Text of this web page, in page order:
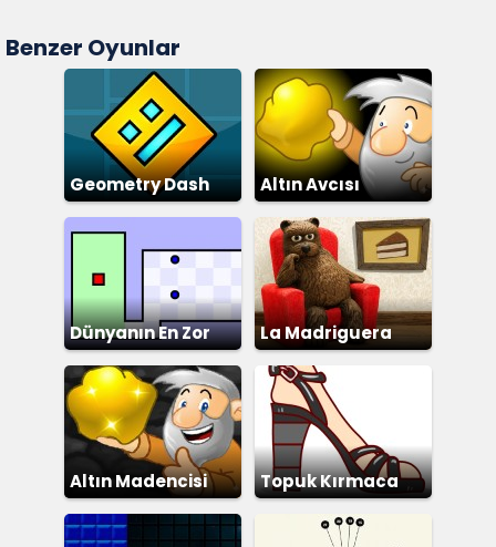
Benzer Oyunlar
Geometry Dash Altın Avcısı
Dünyanın En Zor La Madriguera
Altın Madencisi Topuk Kırmaca